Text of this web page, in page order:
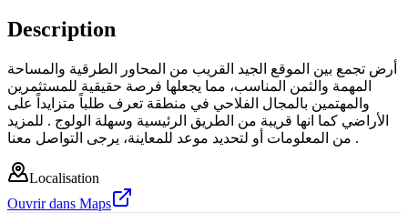
Description
أرض تجمع بين الموقع الجيد القريب من المحاور الطرقية والمساحة
المهمة والثمن المناسب، مما يجعلها فرصة حقيقية للمستثمرين
والمهتمين بالمجال الفلاحي في منطقة تعرف طلباً متزايداً على
الأراضي كما انها قريبة من الطريق الرئيسية وسهلة الولوج . للمزيد
من المعلومات أو لتحديد موعد للمعاينة، يرجى التواصل معنا .
Localisation
Ouvrir dans Maps